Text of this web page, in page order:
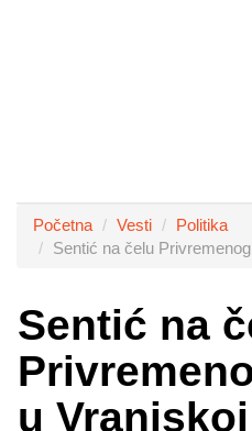
Početna Vesti
Politika
Sentić na čelu
Sentić na
u